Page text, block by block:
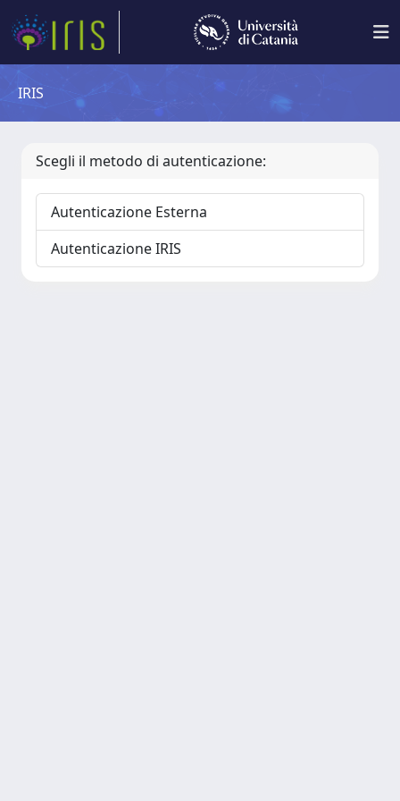
IRIS
Scegli il metodo di autenticazione:
Autenticazione Esterna
Autenticazione IRIS